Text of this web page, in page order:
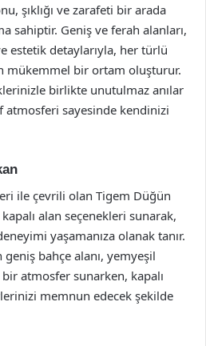
şıklığı ve zarafeti bir arada
sahiptir. Geniş ve ferah alanları,
estetik detaylarıyla, her türlü
mükemmel bir ortam oluşturur.
birlikte unutulmaz anılar
sayesinde kendinizi
ile çevrili olan Tigem Düğün
alan seçenekleri sunarak,
yaşamanıza olanak tanır.
bahçe alanı, yemyeşil
atmosfer sunarken, kapalı
memnun edecek şekilde